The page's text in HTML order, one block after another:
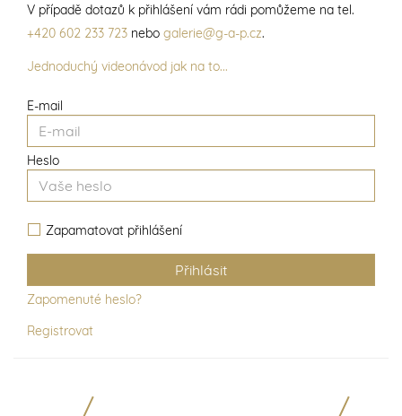
E-mail
Heslo
Zapamatovat přihlášení
Zapomenuté heslo?
Registrovat
V případě dotazů k přihlášení vám rádi pomůžeme na tel.
+420 602 233 723 nebo galerie@g-a-p.cz.
Jednoduchý videonávod jak na to...